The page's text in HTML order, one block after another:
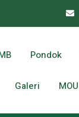
Pondok
Galeri MOU